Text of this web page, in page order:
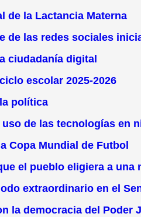
de la Lactancia Materna
de las redes sociales
ciudadanía digital
escolar 2025-2026
política
uso de las tecnologías en
Copa Mundial de Futbol
el pueblo eligiera a una
extraordinario en el
la democracia del Poder